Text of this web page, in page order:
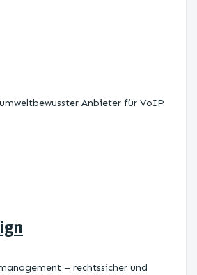
Anbieter für VoIP
– rechtssicher und